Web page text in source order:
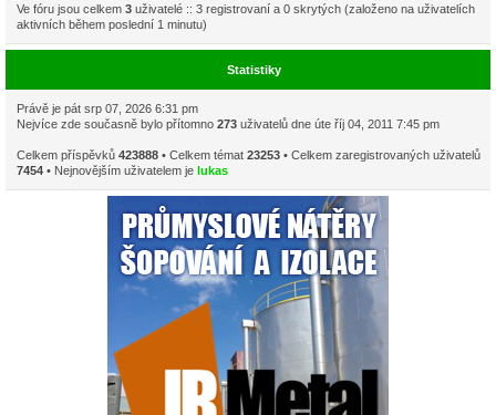
Ve fóru jsou celkem 3 uživatelé :: 3 registrovaní a 0 skrytých (založeno na uživatelích
aktivních během poslední 1 minutu)
Statistiky
Právě je pát srp 07, 2026 6:31 pm
Nejvíce zde současně bylo přítomno 273 uživatelů dne úte říj 04, 2011 7:45 pm
Celkem příspěvků 423888 • Celkem témat 23253 • Celkem zaregistrovaných uživatelů
7454 • Nejnovějším uživatelem je lukas